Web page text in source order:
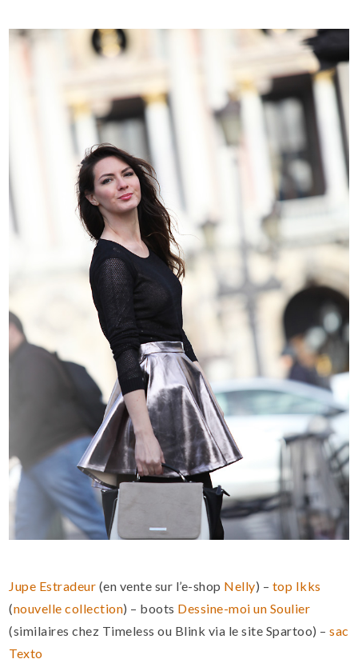
Jupe Estradeur (en vente sur l’e-shop Nelly) – top Ikks
(nouvelle collection) – boots Dessine-moi un Soulier
(similaires chez Timeless ou Blink via le site Spartoo) – sac
Texto